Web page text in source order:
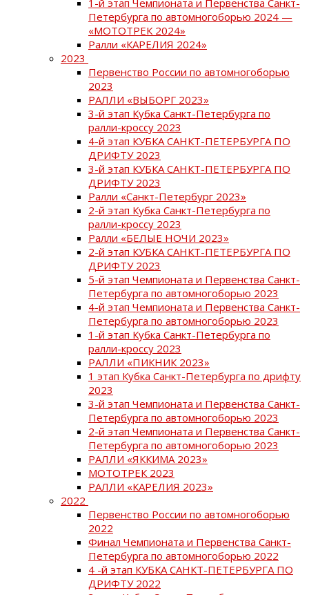
Петербурга по автомногоборью 2024 —
«МОТОТРЕК 2024»
Ралли «КАРЕЛИЯ 2024»
2023
Первенство России по автомногоборью
2023
РАЛЛИ «ВЫБОРГ 2023»
3-й этап Кубка Санкт-Петербурга по
ралли-кроссу 2023
4-й этап КУБКА САНКТ-ПЕТЕРБУРГА ПО
ДРИФТУ 2023
3-й этап КУБКА САНКТ-ПЕТЕРБУРГА ПО
ДРИФТУ 2023
Ралли «Санкт-Петербург 2023»
2-й этап Кубка Санкт-Петербурга по
ралли-кроссу 2023
Ралли «БЕЛЫЕ НОЧИ 2023»
2-й этап КУБКА САНКТ-ПЕТЕРБУРГА ПО
ДРИФТУ 2023
5-й этап Чемпионата и Первенства Санкт-
Петербурга по автомногоборью 2023
4-й этап Чемпионата и Первенства Санкт-
Петербурга по автомногоборью 2023
1-й этап Кубка Санкт-Петербурга по
ралли-кроссу 2023
РАЛЛИ «ПИКНИК 2023»
1 этап Кубка Санкт-Петербурга по дрифту
2023
3-й этап Чемпионата и Первенства Санкт-
Петербурга по автомногоборью 2023
2-й этап Чемпионата и Первенства Санкт-
Петербурга по автомногоборью 2023
РАЛЛИ «ЯККИМА 2023»
МОТОТРЕК 2023
РАЛЛИ «КАРЕЛИЯ 2023»
2022
Первенство России по автомногоборью
2022
Финал Чемпионата и Первенства Санкт-
Петербурга по автомногоборью 2022
4 -й этап КУБКА САНКТ-ПЕТЕРБУРГА ПО
ДРИФТУ 2022